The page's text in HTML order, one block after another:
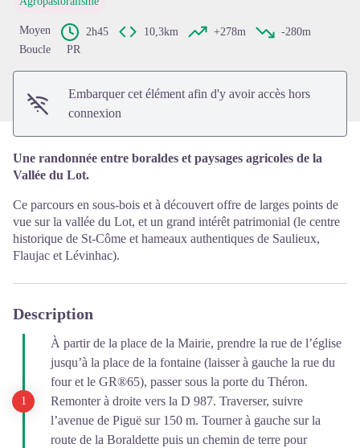
Moyen 2h45 10,3km +278m
-280m
Boucle
PR
Embarquer cet élément afin d'y avoir accès hors
connexion
Une randonnée entre boraldes et paysages agricoles de la
Vallée du Lot.
Ce parcours en sous-bois et à découvert offre de larges points de
vue sur la vallée du Lot, et un grand intérêt patrimonial (le centre
historique de St-Côme et hameaux authentiques de Saulieux,
Flaujac et Lévinhac).
Description
À partir de la place de la Mairie, prendre la rue de l’église
jusqu’à la place de la fontaine (laisser à gauche la rue du
four et le GR®65), passer sous la porte du Théron.
Remonter à droite vers la D 987. Traverser, suivre
l’avenue de Piguë sur 150 m. Tourner à gauche sur la
route de la Boraldette puis un chemin de terre pour